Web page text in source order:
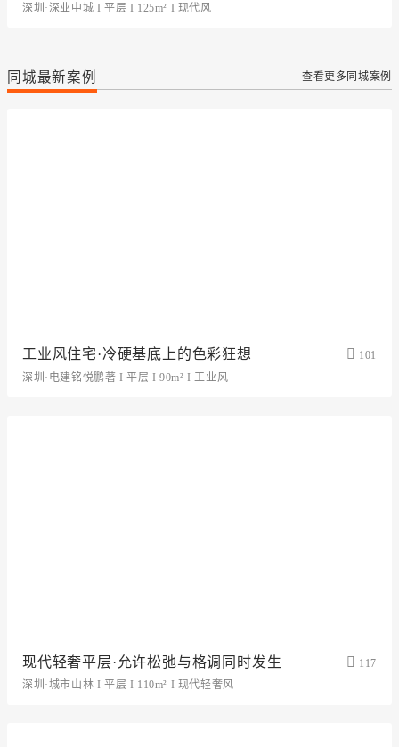
深圳·深业中城 I 平层 I 125m² I 现代风
同城最新案例 查看更多同城案例
工业风住宅·冷硬基底上的色彩狂想
101
深圳·电建铭悦鹏著 I 平层 I 90m² I 工业风
现代轻奢平层·允许松弛与格调同时发生
117
深圳·城市山林 I 平层 I 110m² I 现代轻奢风